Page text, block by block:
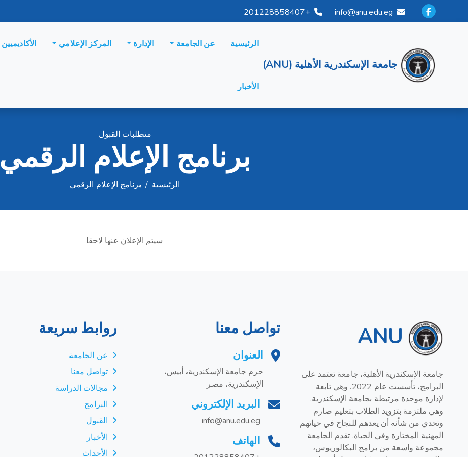
info@anu.edu.eg
+201228858407
جامعة الإسكندرية الأهلية (ANU)
الرئيسية عن الجامعة الإدارة المركز الإعلامي الأكاديميين
الأخبار
متطلبات القبول
برنامج الإعلام الرقمي
الرئيسية / برنامج الإعلام الرقمي
سيتم الإعلان عنها لاحقا
ANU
جامعة الإسكندرية الأهلية، جامعة تعتمد على
البرامج، تأسست عام 2022. وهي تابعة
لإدارة موحدة مرتبطة بجامعة الإسكندرية.
وهي ملتزمة بتزويد الطلاب بتعليم صارم
وتحدي من شأنه أن يعدهم للنجاح في حياتهم
المهنية المختارة وفي الحياة. تقدم الجامعة
مجموعة واسعة من برامج البكالوريوس،
تواصل معنا
العنوان
حرم جامعة الإسكندرية، أبيس،
الإسكندرية، مصر
البريد الإلكتروني
info@anu.edu.eg
الهاتف
روابط سريعة
عن الجامعة
تواصل معنا
مجالات الدراسة
البرامج
القبول
الأخبار
الأحداث